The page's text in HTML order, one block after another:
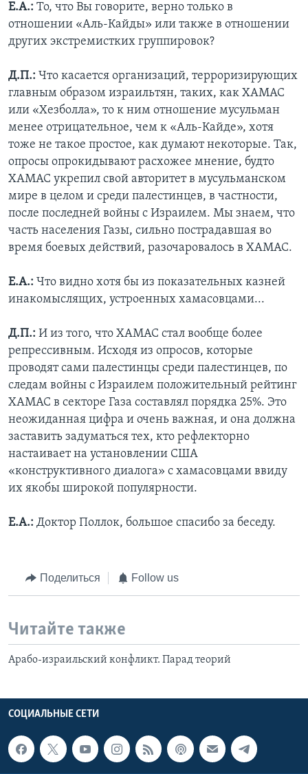
Е.А.: То, что Вы говорите, верно только в
отношении «Аль-Кайды» или также в отношении
других экстремистких группировок?
Д.П.: Что касается организаций, терроризирующих
главным образом израильтян, таких, как ХАМАС
или «Хезболла», то к ним отношение мусульман
менее отрицательное, чем к «Аль-Кайде», хотя
тоже не такое простое, как думают некоторые. Так,
опросы опрокидывают расхожее мнение, будто
ХАМАС укрепил свой авторитет в мусульманском
мире в целом и среди палестинцев, в частности,
после последней войны с Израилем. Мы знаем, что
часть населения Газы, сильно пострадавшая во
время боевых действий, разочаровалось в ХАМАС.
Е.А.: Что видно хотя бы из показательных казней
инакомыслящих, устроенных хамасовцами...
Д.П.: И из того, что ХАМАС стал вообще более
репрессивным. Исходя из опросов, которые
проводят сами палестинцы среди палестинцев, по
следам войны с Израилем положительный рейтинг
ХАМАС в секторе Газа составлял порядка 25%. Это
неожиданная цифра и очень важная, и она должна
заставить задуматься тех, кто рефлекторно
настаивает на установлении США
«конструктивного диалога» с хамасовцами ввиду
их якобы широкой популярности.
Е.А.: Доктор Поллок, большое спасибо за беседу.
Поделиться Follow us
Читайте также
Арабо-израильский конфликт. Парад теорий
СОЦИАЛЬНЫЕ СЕТИ